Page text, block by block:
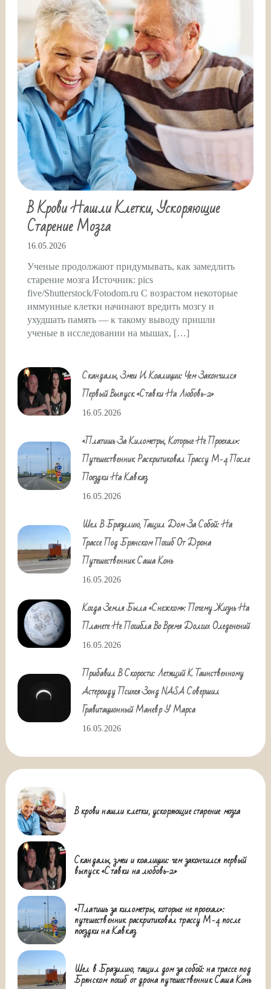
В Крови Нашли Клетки, Ускоряющие
Старение Мозга
16.05.2026
Ученые продолжают придумывать, как замедлить
старение мозга Источник: pics
five/Shutterstock/Fotodom.ru С возрастом некоторые
иммунные клетки начинают вредить мозгу и
ухудшать память — к такому выводу пришли
ученые в исследовании на мышах, […]
Скандалы, Змеи И Коалиции: Чем Закончился
Первый Выпуск «Ставки На Любовь-2»
16.05.2026
«Платишь За Километры, Которые Не Проехал»:
Путешественник Раскритиковал Трассу М-4 После
Поездки На Кавказ
16.05.2026
Шел В Бразилию, Тащил Дом За Собой: На
Трассе Под Брянском Погиб От Дрона
Путешественник Саша Конь
16.05.2026
Когда Земля Была «снежком»: Почему Жизнь На
Планете Не Погибла Во Время Долгих Оледенений
16.05.2026
Прибавил В Скорости: Летящий К Таинственному
Астероиду Психея Зонд NASA Совершил
Гравитационный Маневр У Марса
16.05.2026
В крови нашли клетки, ускоряющие старение мозга
Скандалы, змеи и коалиции: чем закончился первый
выпуск «Ставки на любовь-2»
«Платишь за километры, которые не проехал»:
путешественник раскритиковал трассу М-4 после
поездки на Кавказ
Шел в Бразилию, тащил дом за собой: на трассе под
Брянском погиб от дрона путешественник Саша Конь